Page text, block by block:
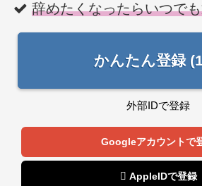
辞めたくなったらいつで
かんたん登録
外部IDで登録
Googleアカウントで
 AppleIDで登録